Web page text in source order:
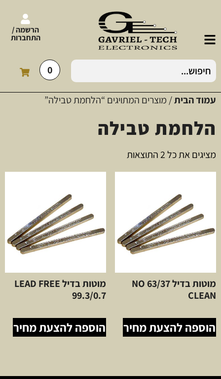
הרשמה /
התחברות
0
עמוד הבית/ מוצרים המתויגים “הלחמת טבילה”
הלחמת טבילה
מציגים את כל ⁦2⁩ התוצאות
מוטות בדיל 63/37 NO
CLEAN
הוספה להצעת מחיר
מוטות בדיל LEAD FREE
99.3/0.7
הוספה להצעת מחיר